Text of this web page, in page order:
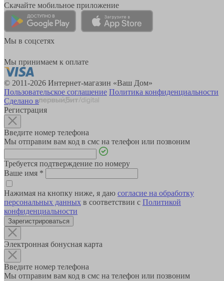
Скачайте мобильное приложение
Мы в соцсетях
Мы принимаем к оплате
© 2011-2026 Интернет-магазин «Ваш Дом»
Пользовательское соглашение Политика конфиденциальности
Сделано в
Регистрация
Введите номер телефона
Мы отправим вам код в смс на телефон или позвоним
Требуется подтверждение по номеру
Ваше имя *
Нажимая на кнопку ниже, я даю согласие на обработку
персональных данных в соответствии с Политикой
конфиденциальности
Зарегистрироваться
Электронная бонусная карта
Введите номер телефона
Мы отправим вам код в смс на телефон или позвоним